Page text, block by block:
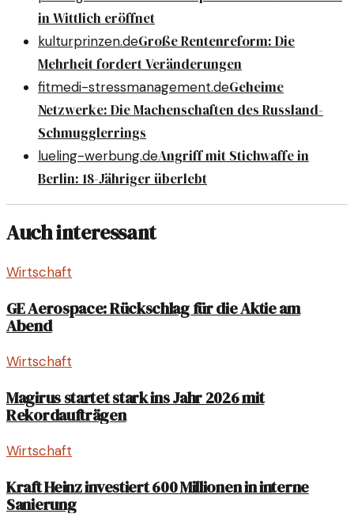
in Wittlich eröffnet
kulturprinzen.deGroße Rentenreform: Die
Mehrheit fordert Veränderungen
fitmedi-stressmanagement.deGeheime
Netzwerke: Die Machenschaften des Russland-
Schmugglerrings
lueling-werbung.deAngriff mit Stichwaffe in
Berlin: 18-Jähriger überlebt
Auch interessant
Wirtschaft
GE Aerospace: Rückschlag für die Aktie am
Abend
Wirtschaft
Magirus startet stark ins Jahr 2026 mit
Rekordaufträgen
Wirtschaft
Kraft Heinz investiert 600 Millionen in interne
Sanierung